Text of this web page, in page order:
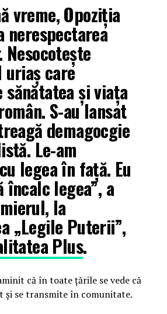
vreme, Opoziția
nerespectarea
care
sănătatea și viața
S-au lansat
demagocgie
Le-am
legea în față. Eu
încalc legea”, a
la
„Legile Puterii”,
Plus.
că în toate țările se vede că
și se transmite în comunitate.